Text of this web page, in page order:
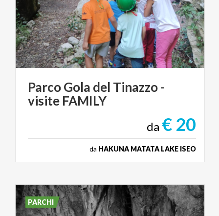
ParcoGola del Tinazzo-
visite FAMILY
da € 20
da HAKUNA MATATA LAKE ISEO
PARCHI